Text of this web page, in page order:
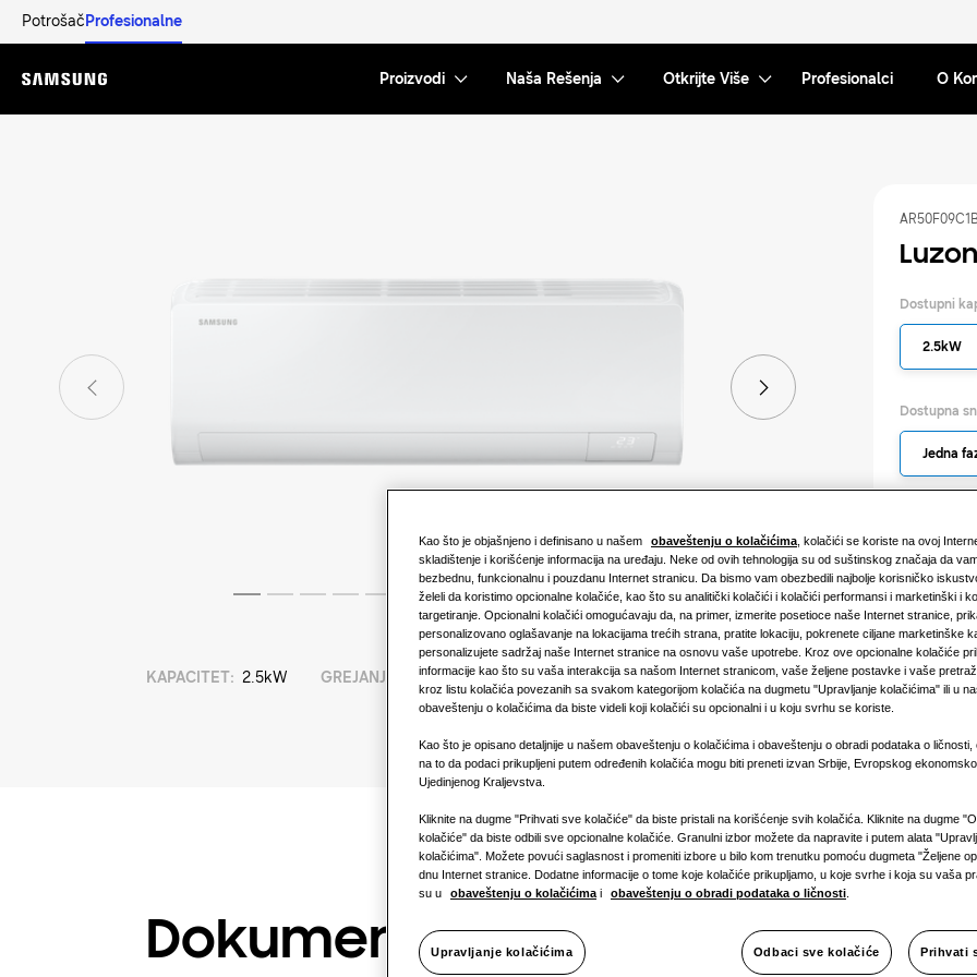
PotrošačProfesionalne
Menu
Proizvodi Naša Rešenja Otkrijte Više Profesionalci O
KAPACITET: 2.5kW GREJANJE HLAĐENJE:
Dostupni
2.5kW
Dostupna
Jedna
Dokumentacija Izjava o
Kao što je objašnjeno i definisano u našem obaveštenju o kolačićima , kolačići se koriste na ovoj
skladištenje i korišćenje informacija na uređaju. Neke od ovih tehnologija su od suštinskog značaja da
bezbednu, funkcionalnu i pouzdanu Internet stranicu. Da bismo vam obezbedili najbolje korisničko
želeli da koristimo opcionalne kolačiće, kao što su analitički kolačići i kolačići performansi i marketinški i
targetiranje. Opcionalni kolačići omogućavaju da, na primer, izmerite posetioce naše Internet stranice,
personalizovano oglašavanje na lokacijama trećih strana, pratite lokaciju, pokrenete ciljane marketinške
personalizujete sadržaj naše Internet stranice na osnovu vaše upotrebe. Kroz ove opcionalne kolačiće
informacije kao što su vaša interakcija sa našom Internet stranicom, vaše željene postavke i vaše
kroz listu kolačića povezanih sa svakom kategorijom kolačića na dugmetu "Upravljanje kolačićima" ili u
obaveštenju o kolačićima da biste videli koji kolačići su opcionalni i u koju svrhu se koriste.
Kao što je opisano detaljnije u našem obaveštenju o kolačićima i obaveštenju o obradi podataka o ličnosti,
na to da podaci prikupljeni putem određenih kolačića mogu biti preneti izvan Srbije, Evropskog
Ujedinjenog Kraljevstva.
Kliknite na dugme "Prihvati sve kolačiće" da biste pristali na korišćenje svih kolačića. Kliknite na dugme
kolačiće" da biste odbili sve opcionalne kolačiće. Granulni izbor možete da napravite i putem alata
kolačićima". Možete povući saglasnost i promeniti izbore u bilo kom trenutku pomoću dugmeta "Željene
dnu Internet stranice. Dodatne informacije o tome koje kolačiće prikupljamo, u koje svrhe i koja su vaša
su u
obaveštenju o kolačićima i obaveštenju o obradi podataka o ličnosti
Upravljanje kolačićima Odbaci sve kolačiće Prihvati